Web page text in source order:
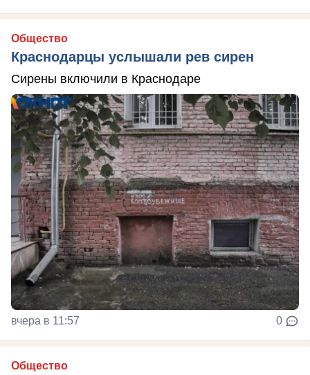
Общество
Краснодарцы услышали рев сирен
Сирены включили в Краснодаре
вчера в 11:57 0
Общество